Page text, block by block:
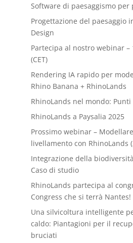
Software di paesaggismo per
Progettazione del paesaggio
Design
Partecipa al nostro webinar –
(CET)
Rendering IA rapido per
Rhino Banana + RhinoLands
RhinoLands nel mondo:
RhinoLands a Paysalia 2025
Prossimo webinar –
livellamento con RhinoLands
Integrazione della
Caso di studio
RhinoLands partecipa al
Congress che si terrà Nantes!
Una silvicoltura intelligente
caldo: Piantagioni per il
bruciati